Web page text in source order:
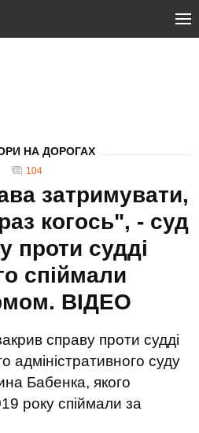
НА ДОРОГАХ
104
затримувати,
когось", - суд
проти судді
спіймали
ВIДЕО
справу проти судді
адміністративного суду
Бабенка, якого
року спіймали за